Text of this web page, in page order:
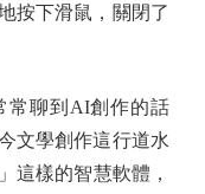
按下滑鼠，關閉了
聊到AI創作的話
文學創作這行道水
這樣的智慧軟體，